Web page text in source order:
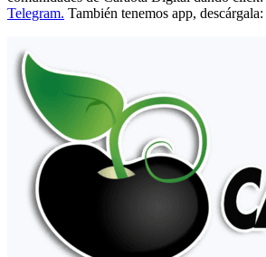
Telegram. También tenemos app, descárgala: